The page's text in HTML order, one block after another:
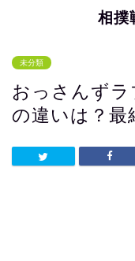
相撲
未分類
おっさんず
の違いは？最